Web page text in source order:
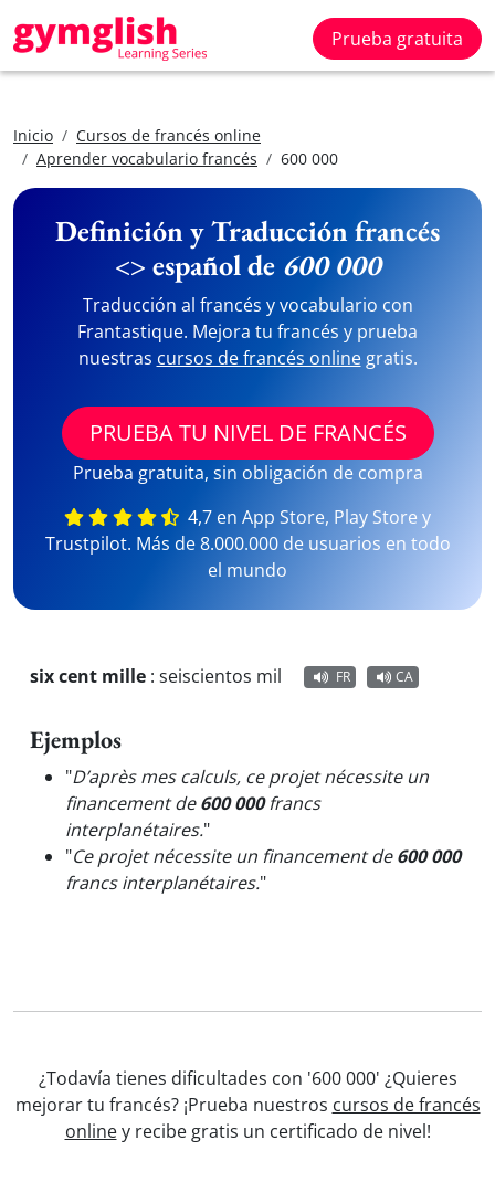
Prueba gratuita
Inicio
Cursos de francés online
Aprender vocabulario francés
600 000
Definición y Traducción francés
<> español de 600 000
Traducción al francés y vocabulario con
Frantastique. Mejora tu francés y prueba
nuestras cursos de francés onlinegratis.
PRUEBA TU NIVEL DE FRANCÉS
Prueba gratuita, sin obligación de compra
4,7 en App Store, Play Store y
Trustpilot. Más de 8.000.000 de usuarios en todo
el mundo
six cent mille : seiscientos mil FR CA
Ejemplos
"D’après mes calculs, ce projet nécessite un
financement de600 000francs
interplanétaires."
"Ce projet nécessite un financement de600 000
francs interplanétaires."
¿Todavía tienes dificultades con '600 000' ¿Quieres
mejorar tu francés? ¡Prueba nuestros cursos de francés
onliney recibe gratis un certificado de nivel!